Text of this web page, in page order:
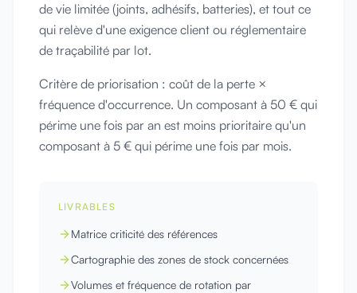
de vie limitée (joints, adhésifs, batteries), et tout ce
qui relève d'une exigence client ou réglementaire
de traçabilité par lot.
Critère de priorisation : coût de la perte ×
fréquence d'occurrence. Un composant à 50 € qui
périme une fois par an est moins prioritaire qu'un
composant à 5 € qui périme une fois par mois.
LIVRABLES
Matrice criticité des références
Cartographie des zones de stock concernées
Volumes et fréquence de rotation par